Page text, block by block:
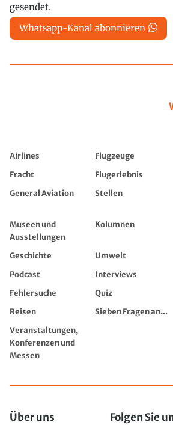
gesendet.
Whatsapp-Kanal abonnieren
Airlines Flugzeuge
Fracht
Flugerlebnis
General Aviation
Stellen
Museen und
Ausstellungen
Kolumnen
Geschichte Umwelt
Podcast
Interviews
Fehlersuche
Quiz
Reisen
Sieben Fragen an...
Veranstaltungen,
Konferenzen und
Messen
Über uns Folgen Sie